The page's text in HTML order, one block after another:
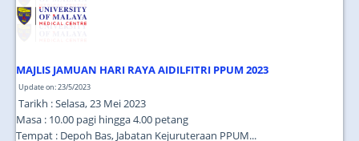
MAJLIS JAMUAN HARI RAYA AIDILFITRI PPUM 2023
Update on: 23/5/2023
Tarikh : Selasa, 23 Mei 2023
Masa : 10.00 pagi hingga 4.00 petang
Tempat : Depoh Bas, Jabatan Kejuruteraan PPUM...